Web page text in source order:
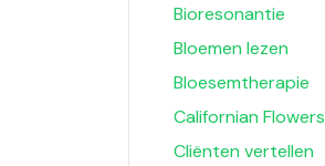
Bioresonantie
Bloemen lezen
Bloesemtherapie
Californian Flowers
Cliënten vertellen